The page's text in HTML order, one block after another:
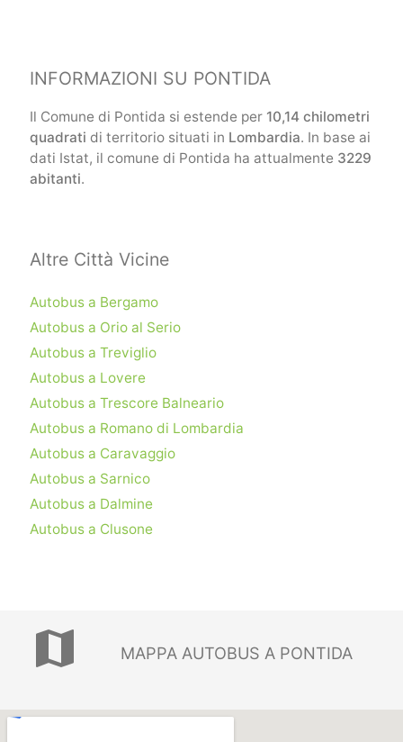
INFORMAZIONI SU PONTIDA
Il Comune di Pontida si estende per 10,14 chilometri
quadrati di territorio situati in Lombardia. In base ai
dati Istat, il comune di Pontida ha attualmente 3229
abitanti.
Altre Città Vicine
Autobus a Bergamo
Autobus a Orio al Serio
Autobus a Treviglio
Autobus a Lovere
Autobus a Trescore Balneario
Autobus a Romano di Lombardia
Autobus a Caravaggio
Autobus a Sarnico
Autobus a Dalmine
Autobus a Clusone
map MAPPA AUTOBUS A PONTIDA